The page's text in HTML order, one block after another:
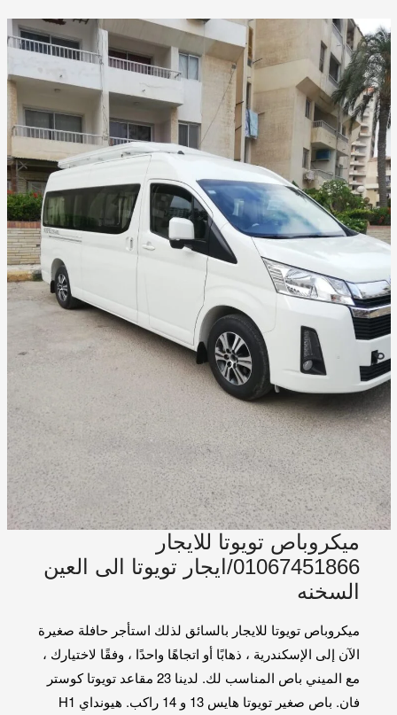
ميكروباص تويوتا للايجار
01067451866/ايجار تويوتا الى العين
السخنه
ميكروباص تويوتا للايجار بالسائق لذلك استأجر حافلة صغيرة
الآن إلى الإسكندرية ، ذهابًا أو اتجاهًا واحدًا ، وفقًا لاختيارك ،
مع الميني باص المناسب لك. لدينا 23 مقاعد تويوتا كوستر
فان. باص صغير تويوتا هايس 13 و 14 راكب. هيونداي H1